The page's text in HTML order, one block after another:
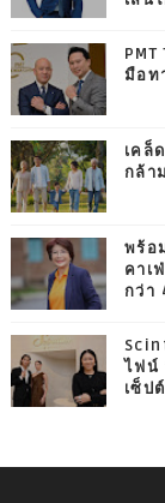
มือท
เคล็
กล้า
พร้อ
คาเ
กว่า
ไฟน์
เซ็ป